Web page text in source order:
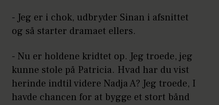
- Jeg er i chok, udbryder Sinan i afsnittet
og så starter dramaet ellers.
- Nu er holdene kridtet op. Jeg troede, jeg
kunne stole på Patricia. Hvad har du vist
herinde indtil videre Nadja A? Jeg troede, I
havde chancen for at bygge et stort bånd